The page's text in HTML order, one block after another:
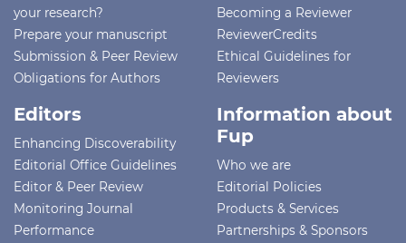
your research?
Prepare your manuscript
Submission & Peer Review
Obligations for Authors
Becoming a Reviewer
ReviewerCredits
Ethical Guidelines for
Reviewers
Editors
Enhancing Discoverability
Editorial Office Guidelines
Editor & Peer Review
Monitoring Journal
Performance
Information about
Fup
Who we are
Editorial Policies
Products & Services
Partnerships & Sponsors